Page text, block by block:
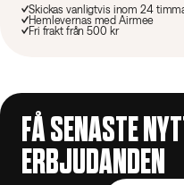
Skickas vanligtvis inom 24
Hemlevernas med Airmee
Fri frakt från 500 kr
FÅ SENASTE
ERBJUDANDEN